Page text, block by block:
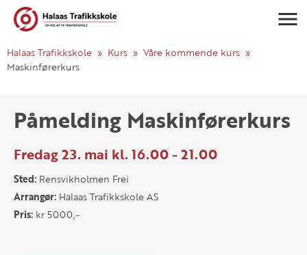
Halaas Trafikkskole Kurs
Våre kommende kurs
Maskinførerkurs
Påmelding Maskinførerkurs
Fredag 23. mai kl. 16.00 - 21.00
Sted: Rensvikholmen Frei
Arrangør: Halaas Trafikkskole AS
Pris: kr 5000,-